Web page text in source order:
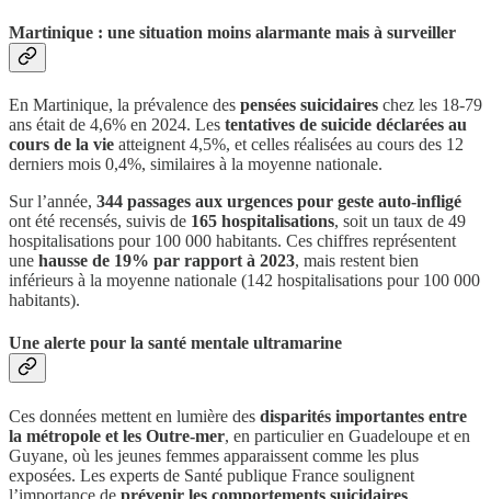
Martinique : une situation moins alarmante mais à surveiller
En Martinique, la prévalence des pensées suicidaires chez les 18-79
ans était de 4,6% en 2024. Les tentatives de suicide déclarées au
cours de la vie atteignent 4,5%, et celles réalisées au cours des 12
derniers mois 0,4%, similaires à la moyenne nationale.
Sur l’année, 344 passages aux urgences pour geste auto-infligé
ont été recensés, suivis de 165 hospitalisations, soit un taux de 49
hospitalisations pour 100 000 habitants. Ces chiffres représentent
une hausse de 19% par rapport à 2023, mais restent bien
inférieurs à la moyenne nationale (142 hospitalisations pour 100 000
habitants).
Une alerte pour la santé mentale ultramarine
Ces données mettent en lumière des disparités importantes entre
la métropole et les Outre-mer, en particulier en Guadeloupe et en
Guyane, où les jeunes femmes apparaissent comme les plus
exposées. Les experts de Santé publique France soulignent
l’importance de prévenir les comportements suicidaires,